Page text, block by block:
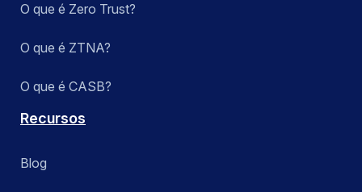
O que é Zero Trust?
O que é ZTNA?
O que é CASB?
Recursos
Blog